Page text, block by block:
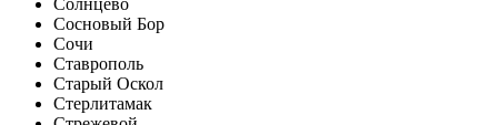
Сосновый Бор
Сочи
Ставрополь
Старый Оскол
Стерлитамак